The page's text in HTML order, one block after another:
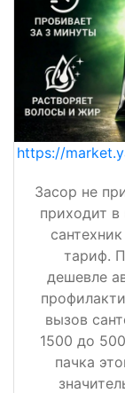
https://
Засор не
приходит в
тариф.
дешевле
вызов
1500 до
пачка